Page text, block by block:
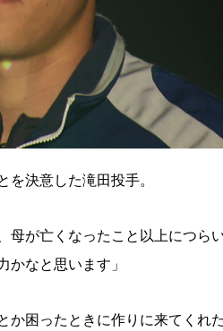
決意した滝田投手。
母が亡くなったこと以上につら
なと思います」
か困ったときに作りに来てくれ